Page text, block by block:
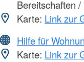
Bereitschaften
Karte: Link zur
Hilfe für
Karte: Link zur